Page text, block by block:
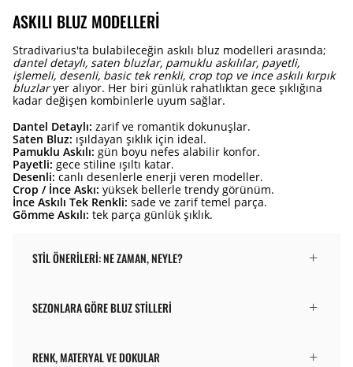
ASKILI BLUZ MODELLERI
Stradivarius'ta bulabileceğin askılı bluz modelleri arasında;
dantel detaylı, saten bluzlar, pamuklu askılılar, payetli,
işlemeli, desenli, basic tek renkli, crop top ve ince askılı kırpık
bluzlaryer alıyor. Her biri günlük rahatlıktan gece şıklığına
kadar değişen kombinlerle uyum sağlar.
Dantel Detaylı: zarif ve romantik dokunuşlar.
Saten Bluz: ışıldayan şıklık için ideal.
Pamuklu Askılı: gün boyu nefes alabilir konfor.
Payetli: gece stiline ışıltı katar.
Desenli: canlı desenlerle enerji veren modeller.
Crop / İnce Askı: yüksek bellerle trendy görünüm.
İnce Askılı Tek Renkli: sade ve zarif temel parça.
Gömme Askılı: tek parça günlük şıklık.
STIL ÖNERILERI: NE ZAMAN, NEYLE?
SEZONLARA GÖRE BLUZ STILLERI
RENK, MATERYAL VE DOKULAR